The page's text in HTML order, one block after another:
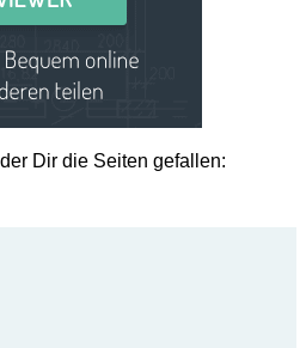
Dir die Seiten gefallen: